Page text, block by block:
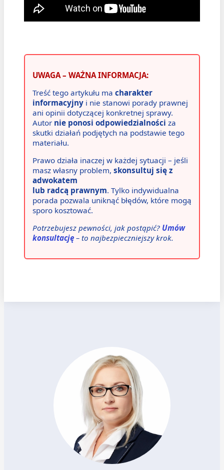
UWAGA – WAŻNA INFORMACJA:
Treść tego artykułu ma charakter
informacyjny i nie stanowi porady prawnej
ani opinii dotyczącej konkretnej sprawy.
Autor nie ponosi odpowiedzialności za
skutki działań podjętych na podstawie tego
materiału.
Prawo działa inaczej w każdej sytuacji – jeśli
masz własny problem, skonsultuj się z
adwokatem
lub radcą prawnym. Tylko indywidualna
porada pozwala uniknąć błędów, które mogą
sporo kosztować.
Potrzebujesz pewności, jak postąpić? Umów
konsultację – to najbezpieczniejszy krok.